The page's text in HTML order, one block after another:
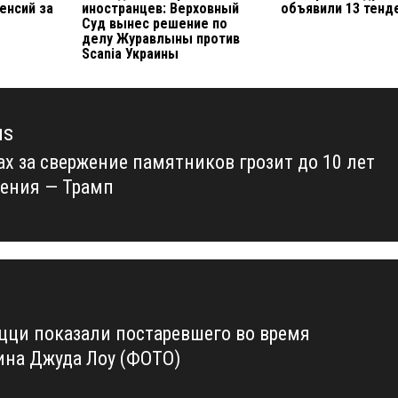
за
иностранцев: Верховный
Суд вынес решение по
делу Журавлыны против
Scania Украины
объявили 13
за свержение памятников грозит до 10 лет
— Трамп
показали постаревшего во время
Джуда Лоу (ФОТО)